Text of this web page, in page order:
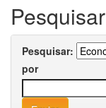
Pesquisar
Pesquisar:
por